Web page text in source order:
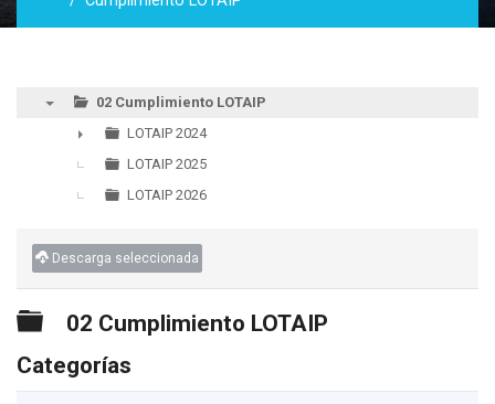
02 Cumplimiento LOTAIP
►
LOTAIP 2024
LOTAIP 2025
LOTAIP 2026
Descarga seleccionada
Carpeta
02 Cumplimiento LOTAIP
Categorías